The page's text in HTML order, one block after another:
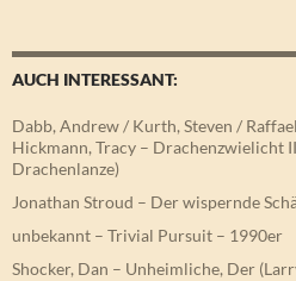
AUCH INTERESSANT:
Dabb, Andrew / Kurth, Steven /
Hickmann, Tracy – Drachenzwielicht
Drachenlanze)
Jonathan Stroud – Der wispernde
unbekannt – Trivial Pursuit – 1990er
Shocker, Dan – Unheimliche, Der